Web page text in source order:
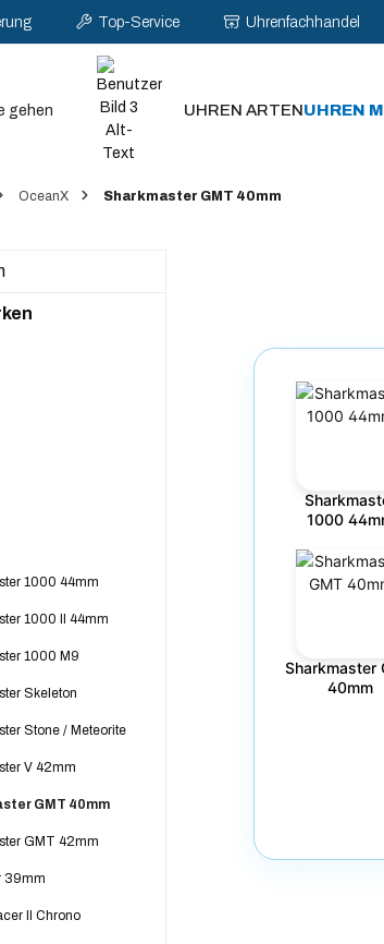
springen
Top-Service Uhrenfachhandel
UHREN ARTENUHREN
OceanX Sharkmaster GMT 40mm
1000 44mm
1000 II 44mm
1000 M9
Skeleton
Stone / Meteorite
V 42mm
GMT 40mm
GMT 42mm
39mm
II Chrono
1000
Sharkmaster
40mm